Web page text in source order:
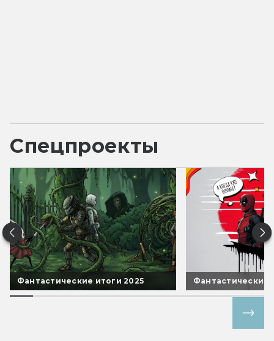
Спецпроекты
Фантастические итоги 2025 Фантастические